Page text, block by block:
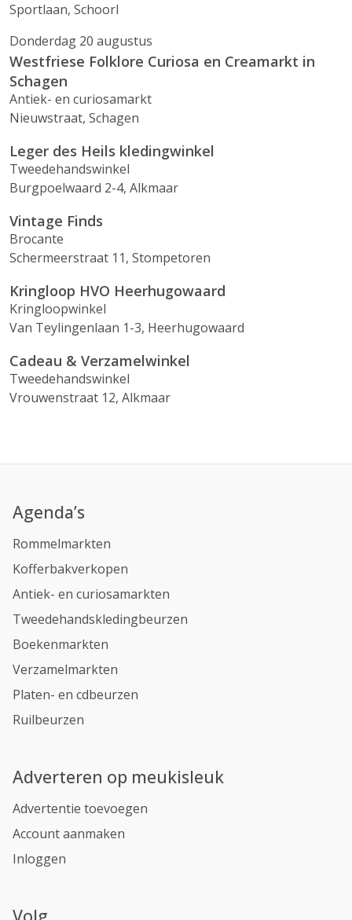
Sportlaan, Schoorl
Donderdag 20 augustus
Westfriese Folklore Curiosa en Creamarkt in
Schagen
Antiek- en curiosamarkt
Nieuwstraat, Schagen
Leger des Heils kledingwinkel
Tweedehandswinkel
Burgpoelwaard 2-4, Alkmaar
Vintage Finds
Brocante
Schermeerstraat 11, Stompetoren
Kringloop HVO Heerhugowaard
Kringloopwinkel
Van Teylingenlaan 1-3, Heerhugowaard
Cadeau & Verzamelwinkel
Tweedehandswinkel
Vrouwenstraat 12, Alkmaar
Agenda’s
Rommelmarkten
Kofferbakverkopen
Antiek- en curiosamarkten
Tweedehandskledingbeurzen
Boekenmarkten
Verzamelmarkten
Platen- en cdbeurzen
Ruilbeurzen
Adverteren op meukisleuk
Advertentie toevoegen
Account aanmaken
Inloggen